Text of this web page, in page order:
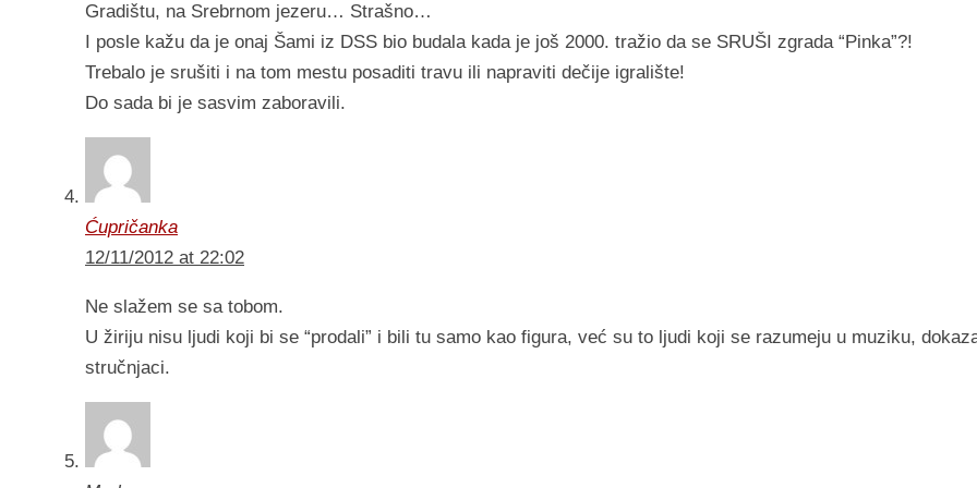
Gradištu, na Srebrnom jezeru… Strašno…
I posle kažu da je onaj Šami iz DSS bio budala kada je još 2000. tražio da se SRUŠI zgrada “Pinka”?!
Trebalo je srušiti i na tom mestu posaditi travu ili napraviti dečije igralište!
Do sada bi je sasvim zaboravili.
Ćupričanka
12/11/2012 at 22:02
Ne slažem se sa tobom.
U žiriju nisu ljudi koji bi se “prodali” i bili tu samo kao figura, već su to ljudi koji se razumeju u muziku,
stručnjaci.